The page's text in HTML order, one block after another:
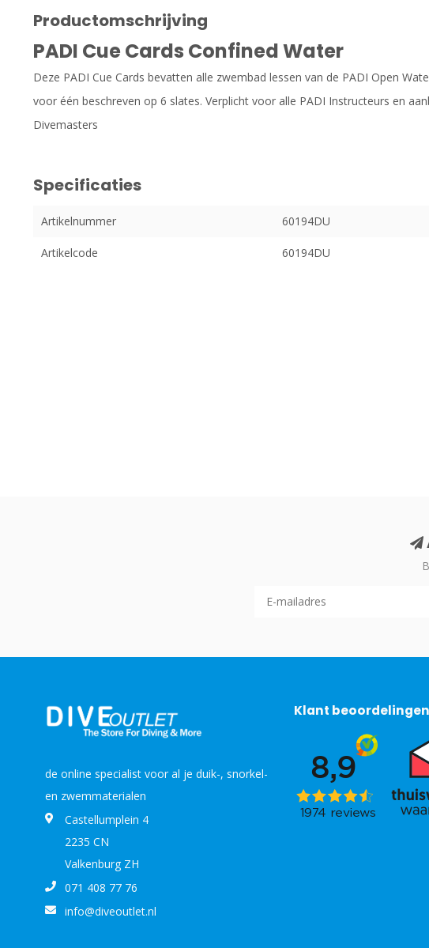
Productomschrijving
PADI Cue Cards Confined Water
Deze PADI Cue Cards bevatten alle zwembad lessen van de PADI Open
voor één beschreven op 6 slates. Verplicht voor alle PADI Instructeurs en
Divemasters
Specificaties
Artikelnummer 60194DU
Artikelcode 60194DU
de online specialist voor al je duik-, snorkel-
en zwemmaterialen
Castellumplein 4
2235 CN
Valkenburg ZH
071 408 77 76
info@diveoutlet.nl
Klant beoordelingen